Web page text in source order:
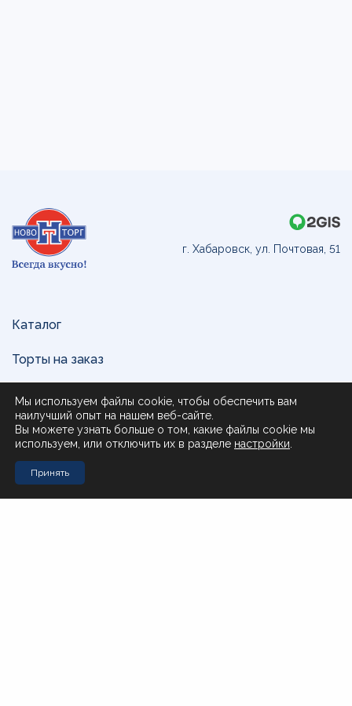
г. Хабаровск, ул. Почтовая, 51
Каталог
Торты на заказ
Доставка и оплата
О нас
Поставщикам
Контакты
Мы используем файлы cookie, чтобы обеспечить вам
наилучший опыт на нашем веб-сайте.
Вы можете узнать больше о том, какие файлы cookie мы
используем, или отключить их в разделе настройки
Принять